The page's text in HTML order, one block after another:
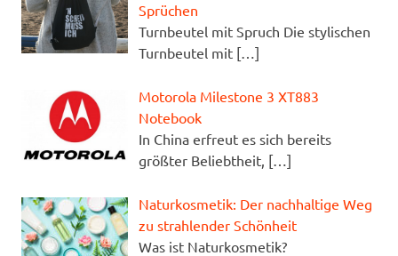
Sprüchen
Turnbeutel mit Spruch Die stylischen
Turnbeutel mit […]
Motorola Milestone 3 XT883
Notebook
In China erfreut es sich bereits
größter Beliebtheit, […]
Naturkosmetik: Der nachhaltige Weg
zu strahlender Schönheit
Was ist Naturkosmetik?